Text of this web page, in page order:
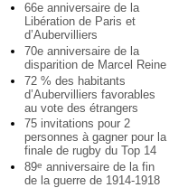
66e anniversaire de la
Libération de Paris et
d’Aubervilliers
70e anniversaire de la
disparition de Marcel Reine
72 % des habitants
d’Aubervilliers favorables
au vote des étrangers
75 invitations pour 2
personnes à gagner pour la
finale de rugby du Top 14
89e anniversaire de la fin
de la guerre de 1914-1918